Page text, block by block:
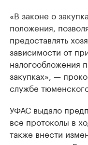
«В законе о
положения,
предоставлять
зависимости от
налогообложения
закупках», —
службе
УФАС выдало
все протоколы в
также внести